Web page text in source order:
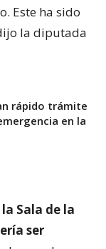
Este ha sido
la diputada
rápido trámite
en la
Sala de la
ser